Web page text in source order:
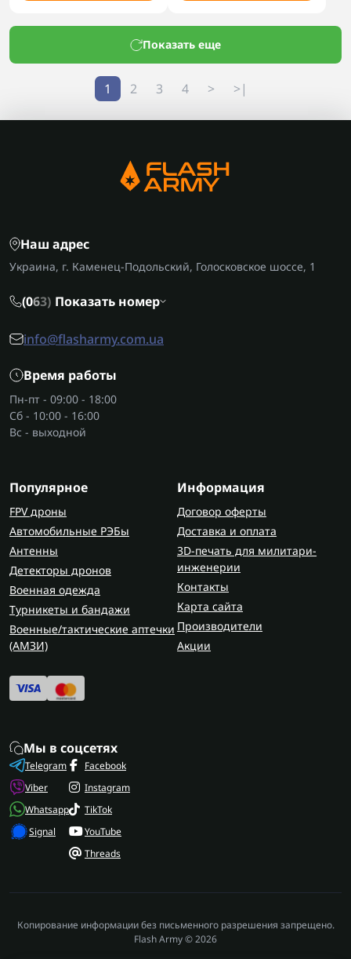
Показать еще
1 2 3 4 > >|
Наш адрес
Украина, г. Каменец-Подольский, Голосковское шоссе, 1
(063) Показать номер
info@flasharmy.com.ua
Время работы
Пн-пт - 09:00 - 18:00
Сб - 10:00 - 16:00
Вс - выходной
Популярное
FPV дроны
Автомобильные РЭБы
Антенны
Детекторы дронов
Военная одежда
Турникеты и бандажи
Военные/тактические аптечки
(AMЗИ)
Информация
Договор оферты
Доставка и оплата
3D-печать для милитари-
инженерии
Контакты
Карта сайта
Производители
Акции
Мы в соцсетях
Telegram
Viber
Whatsapp
Signal
Facebook
Instagram
TikTok
YouTube
Threads
Копирование информации без письменного разрешения запрещено.
Flash Army © 2026